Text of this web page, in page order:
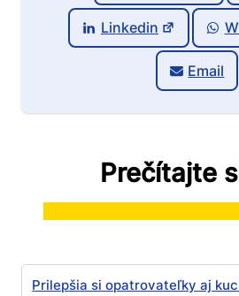
Linkedin
Email
Prečítajte
Prilepšia si opatrovateľky aj